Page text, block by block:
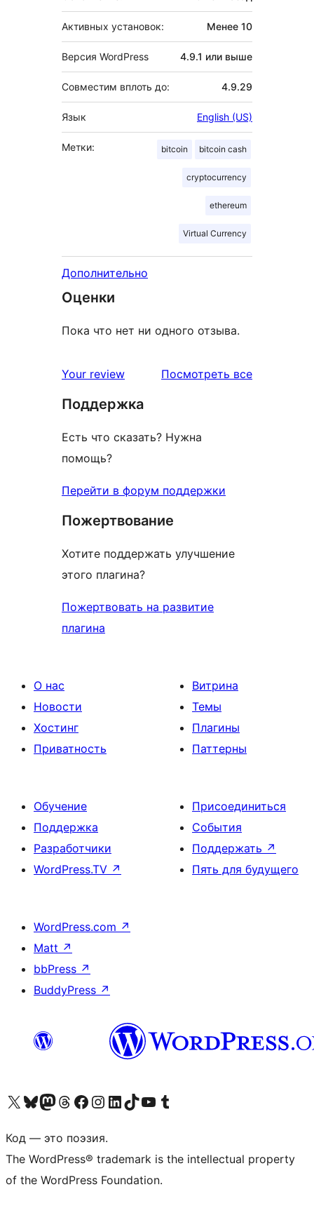
Активных установок: Менее 10
Версия WordPress 4.9.1 или выше
Совместим вплоть до: 4.9.29
Язык English (US)
Метки: bitcoin bitcoin cash
cryptocurrency
ethereum
Virtual Currency
Дополнительно
Оценки
Пока что нет ни одного отзыва.
Your review Посмотреть всеотзывы
Поддержка
Есть что сказать? Нужна
помощь?
Перейти в форум поддержки
Пожертвование
Хотите поддержать улучшение
этого плагина?
Пожертвовать на развитие
плагина
О нас
Новости
Хостинг
Приватность
Витрина
Темы
Плагины
Паттерны
Обучение
Поддержка
Разработчики
WordPress.TV ↗
Присоединиться
События
Поддержать ↗
Пять для будущего
WordPress.com ↗
Matt ↗
bbPress ↗
BuddyPress ↗
Посетите нас в X (ранее Twitter)
Посетите нашу учётную запись в Bluesky
Посетите нашу ленту в Mastodon
Посетите нашу учётную запись в Threads
Посетите нашу страницу на Facebook
Посетите наш Instagram
Посетите нашу страницу в LinkedIn
Посетите нашу учётную запись в TikTok
Посетите наш канал YouTube
Посетите нашу учётную запись в Tumblr
Код — это поэзия.
The WordPress® trademark is the intellectual property
of the WordPress Foundation.